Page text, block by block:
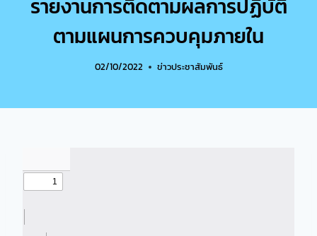
รายงานการติดตามผลการปฏิบัติ
ตามแผนการควบคุมภายใน
02/10/2022 ข่าวประชาสัมพันธ์